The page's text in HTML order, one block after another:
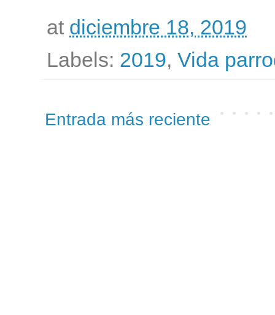
at diciembre 18, 2019
Labels: 2019, Vida
Entrada más reciente